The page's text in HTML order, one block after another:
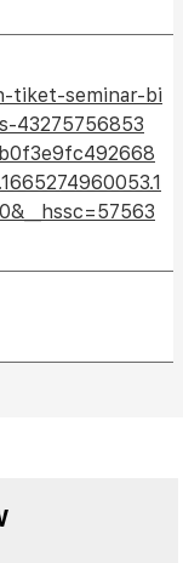
tiket-seminar-bi
43275756853